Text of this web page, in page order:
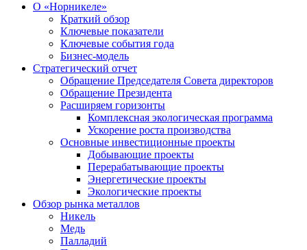
О «Норникеле»
Краткий обзор
Ключевые показатели
Ключевые события года
Бизнес-модель
Стратегический отчет
Обращение Председателя Совета директоров
Обращение Президента
Расширяем горизонты
Комплексная экологическая программа
Ускорение роста производства
Основные инвестиционные проекты
Добывающие проекты
Перерабатывающие проекты
Энергетические проекты
Экологические проекты
Обзор рынка металлов
Никель
Медь
Палладий